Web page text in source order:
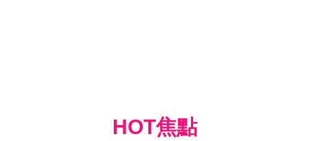
HOT焦點